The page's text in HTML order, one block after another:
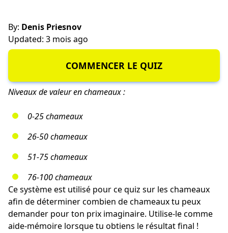
By: Denis Priesnov
Updated: 3 mois ago
COMMENCER LE QUIZ
Niveaux de valeur en chameaux :
0-25 chameaux
26-50 chameaux
51-75 chameaux
76-100 chameaux
Ce système est utilisé pour ce quiz sur les chameaux
afin de déterminer combien de chameaux tu peux
demander pour ton prix imaginaire. Utilise-le comme
aide-mémoire lorsque tu obtiens le résultat final !